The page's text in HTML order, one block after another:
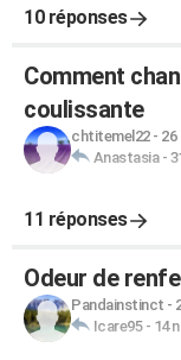
10 réponses
Comment
coulissante
chtitemel22- 26
Anastasia-
11 réponses
Odeur de
Pandainstinct -
Icare95- 14